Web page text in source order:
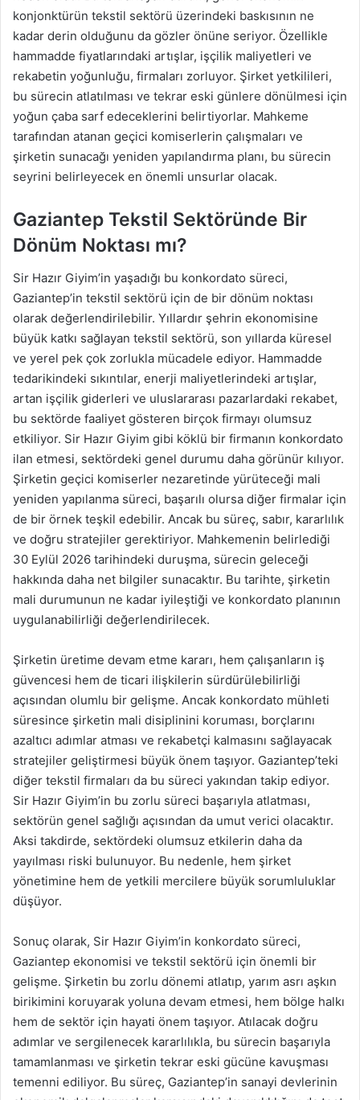
konjonktürün tekstil sektörü üzerindeki baskısının ne
kadar derin olduğunu da gözler önüne seriyor. Özellikle
hammadde fiyatlarındaki artışlar, işçilik maliyetleri ve
rekabetin yoğunluğu, firmaları zorluyor. Şirket yetkilileri,
bu sürecin atlatılması ve tekrar eski günlere dönülmesi için
yoğun çaba sarf edeceklerini belirtiyorlar. Mahkeme
tarafından atanan geçici komiserlerin çalışmaları ve
şirketin sunacağı yeniden yapılandırma planı, bu sürecin
seyrini belirleyecek en önemli unsurlar olacak.
Gaziantep Tekstil Sektöründe Bir
Dönüm Noktası mı?
Sir Hazır Giyim’in yaşadığı bu konkordato süreci,
Gaziantep’in tekstil sektörü için de bir dönüm noktası
olarak değerlendirilebilir. Yıllardır şehrin ekonomisine
büyük katkı sağlayan tekstil sektörü, son yıllarda küresel
ve yerel pek çok zorlukla mücadele ediyor. Hammadde
tedarikindeki sıkıntılar, enerji maliyetlerindeki artışlar,
artan işçilik giderleri ve uluslararası pazarlardaki rekabet,
bu sektörde faaliyet gösteren birçok firmayı olumsuz
etkiliyor. Sir Hazır Giyim gibi köklü bir firmanın konkordato
ilan etmesi, sektördeki genel durumu daha görünür kılıyor.
Şirketin geçici komiserler nezaretinde yürüteceği mali
yeniden yapılanma süreci, başarılı olursa diğer firmalar için
de bir örnek teşkil edebilir. Ancak bu süreç, sabır, kararlılık
ve doğru stratejiler gerektiriyor. Mahkemenin belirlediği
30 Eylül 2026 tarihindeki duruşma, sürecin geleceği
hakkında daha net bilgiler sunacaktır. Bu tarihte, şirketin
mali durumunun ne kadar iyileştiği ve konkordato planının
uygulanabilirliği değerlendirilecek.
Şirketin üretime devam etme kararı, hem çalışanların iş
güvencesi hem de ticari ilişkilerin sürdürülebilirliği
açısından olumlu bir gelişme. Ancak konkordato mühleti
süresince şirketin mali disiplinini koruması, borçlarını
azaltıcı adımlar atması ve rekabetçi kalmasını sağlayacak
stratejiler geliştirmesi büyük önem taşıyor. Gaziantep’teki
diğer tekstil firmaları da bu süreci yakından takip ediyor.
Sir Hazır Giyim’in bu zorlu süreci başarıyla atlatması,
sektörün genel sağlığı açısından da umut verici olacaktır.
Aksi takdirde, sektördeki olumsuz etkilerin daha da
yayılması riski bulunuyor. Bu nedenle, hem şirket
yönetimine hem de yetkili mercilere büyük sorumluluklar
düşüyor.
Sonuç olarak, Sir Hazır Giyim’in konkordato süreci,
Gaziantep ekonomisi ve tekstil sektörü için önemli bir
gelişme. Şirketin bu zorlu dönemi atlatıp, yarım asrı aşkın
birikimini koruyarak yoluna devam etmesi, hem bölge halkı
hem de sektör için hayati önem taşıyor. Atılacak doğru
adımlar ve sergilenecek kararlılıkla, bu sürecin başarıyla
tamamlanması ve şirketin tekrar eski gücüne kavuşması
temenni ediliyor. Bu süreç, Gaziantep’in sanayi devlerinin